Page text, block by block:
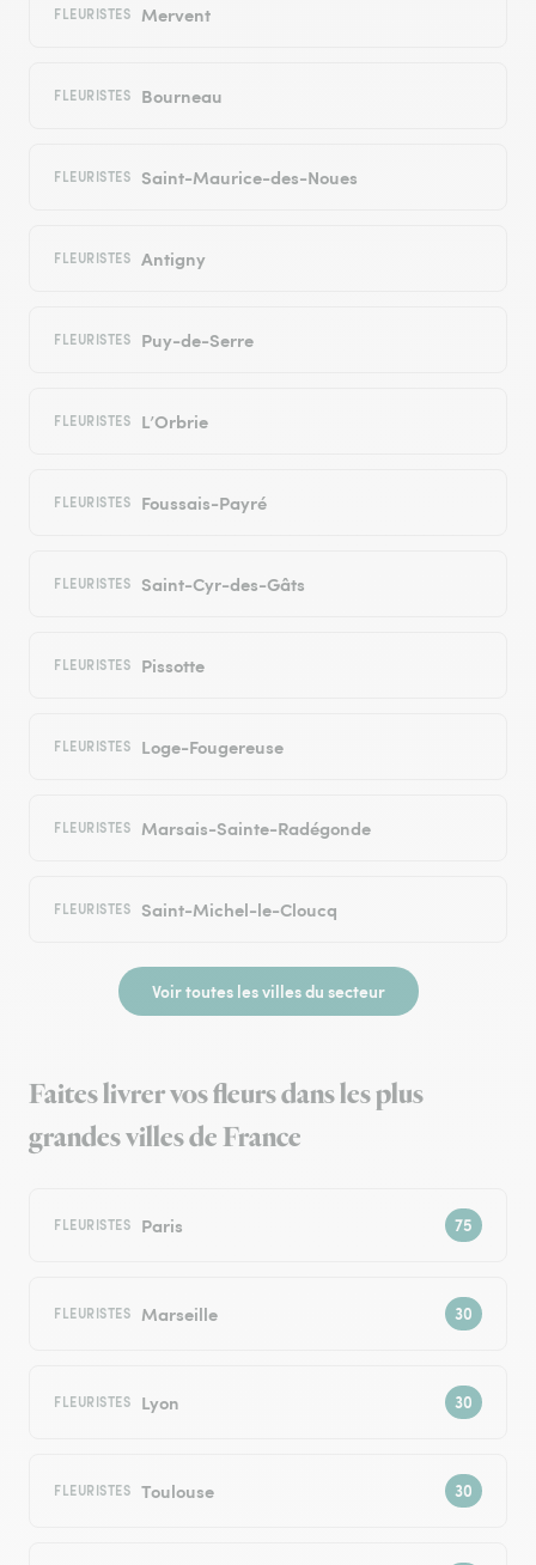
FLEURISTES Mervent
FLEURISTES Bourneau
FLEURISTES Saint-Maurice-des-Noues
FLEURISTES Antigny
FLEURISTES Puy-de-Serre
FLEURISTES L’Orbrie
FLEURISTES Foussais-Payré
FLEURISTES Saint-Cyr-des-Gâts
FLEURISTES Pissotte
FLEURISTES Loge-Fougereuse
FLEURISTES Marsais-Sainte-Radégonde
FLEURISTES Saint-Michel-le-Cloucq
Voir toutes les villes du secteur
Faites livrer vos fleurs dans les plus
grandes villes de France
FLEURISTES Paris
FLEURISTES Marseille
FLEURISTES Lyon
FLEURISTES Toulouse